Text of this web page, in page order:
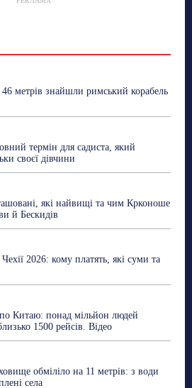
Сад та город Світ
Спорт
Топ-новини Фоторепортаж
46 метрів знайшли римський корабель
термін для садиста, який
своєї дівчини
які найвищі та чим Крконоше
й Бескидів
2026: кому платять, які суми та
Китаю: понад мільйон людей
1500 рейсів. Відео
обміліло на 11 метрів: з води
села